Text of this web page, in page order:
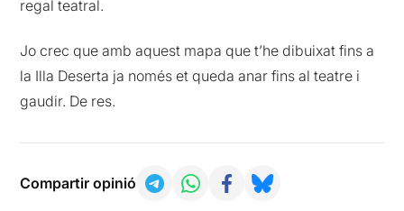
regal teatral.
Jo crec que amb aquest mapa que t’he dibuixat fins a
la Illa Deserta ja només et queda anar fins al teatre i
gaudir. De res.
Compartir opinió